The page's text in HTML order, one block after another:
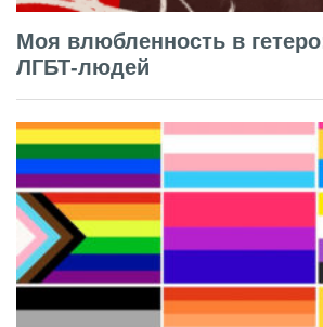
Моя влюбленность в
ЛГБТ-людей